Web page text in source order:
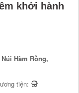
khởi hành
Hàm Rồng,
tiện: